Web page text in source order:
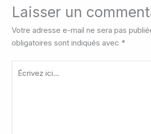
Laisser un
Votre adresse e-mail ne sera pas
obligatoires sont indiqués avec *
ici…